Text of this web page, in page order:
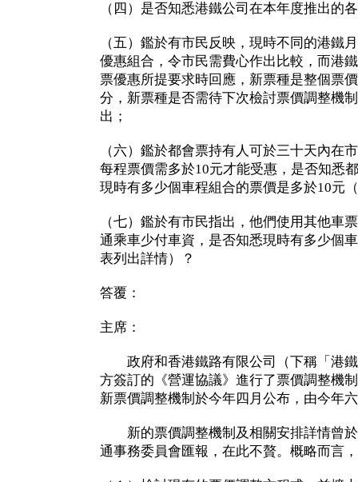
（四）是否知悉港鐵公司在本年度推出的
（五）鑑於有市民反映，現時不同的港鐵
優惠組合，令市民需費心作出比較，而港
票優惠所提要求時回應，新票種是整個票
分，新票種是否需待下次檢討票價調整機
出；
（六）鑑於都會票持有人可於三十天內在
每程票價需多於10元才能受惠，是否知悉
現時有多少個車程組合的票價是多於10元
（七）鑑於有市民指出，他們使用其他車
通乘車少付車資，是否知悉現時有多少個
表列出詳情）？
答覆：
主席：
政府和香港鐵路有限公司（下稱「港鐵
方簽訂的《營運協議》進行了票價調整機
新票價調整機制於今年四月公布，由今年
新的票價調整機制及相關安排詳情曾於
通事務委員會匯報，在此不贅。概略而言